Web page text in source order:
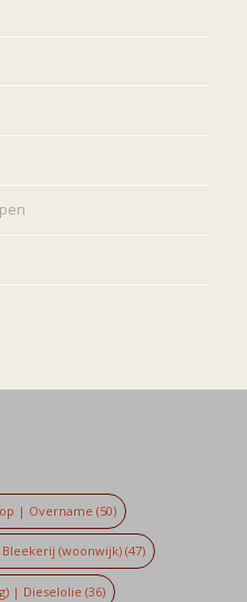
| Overname (50)
Bleekerij (woonwijk) (47)
| Dieselolie (36)